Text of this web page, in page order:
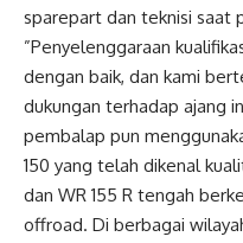
sparepart dan teknisi saat
”Penyelenggaraan
dengan baik, dan kami
dukungan terhadap ajang
pembalap pun
150 yang telah dikenal
dan WR 155 R tengah
offroad. Di berbagai